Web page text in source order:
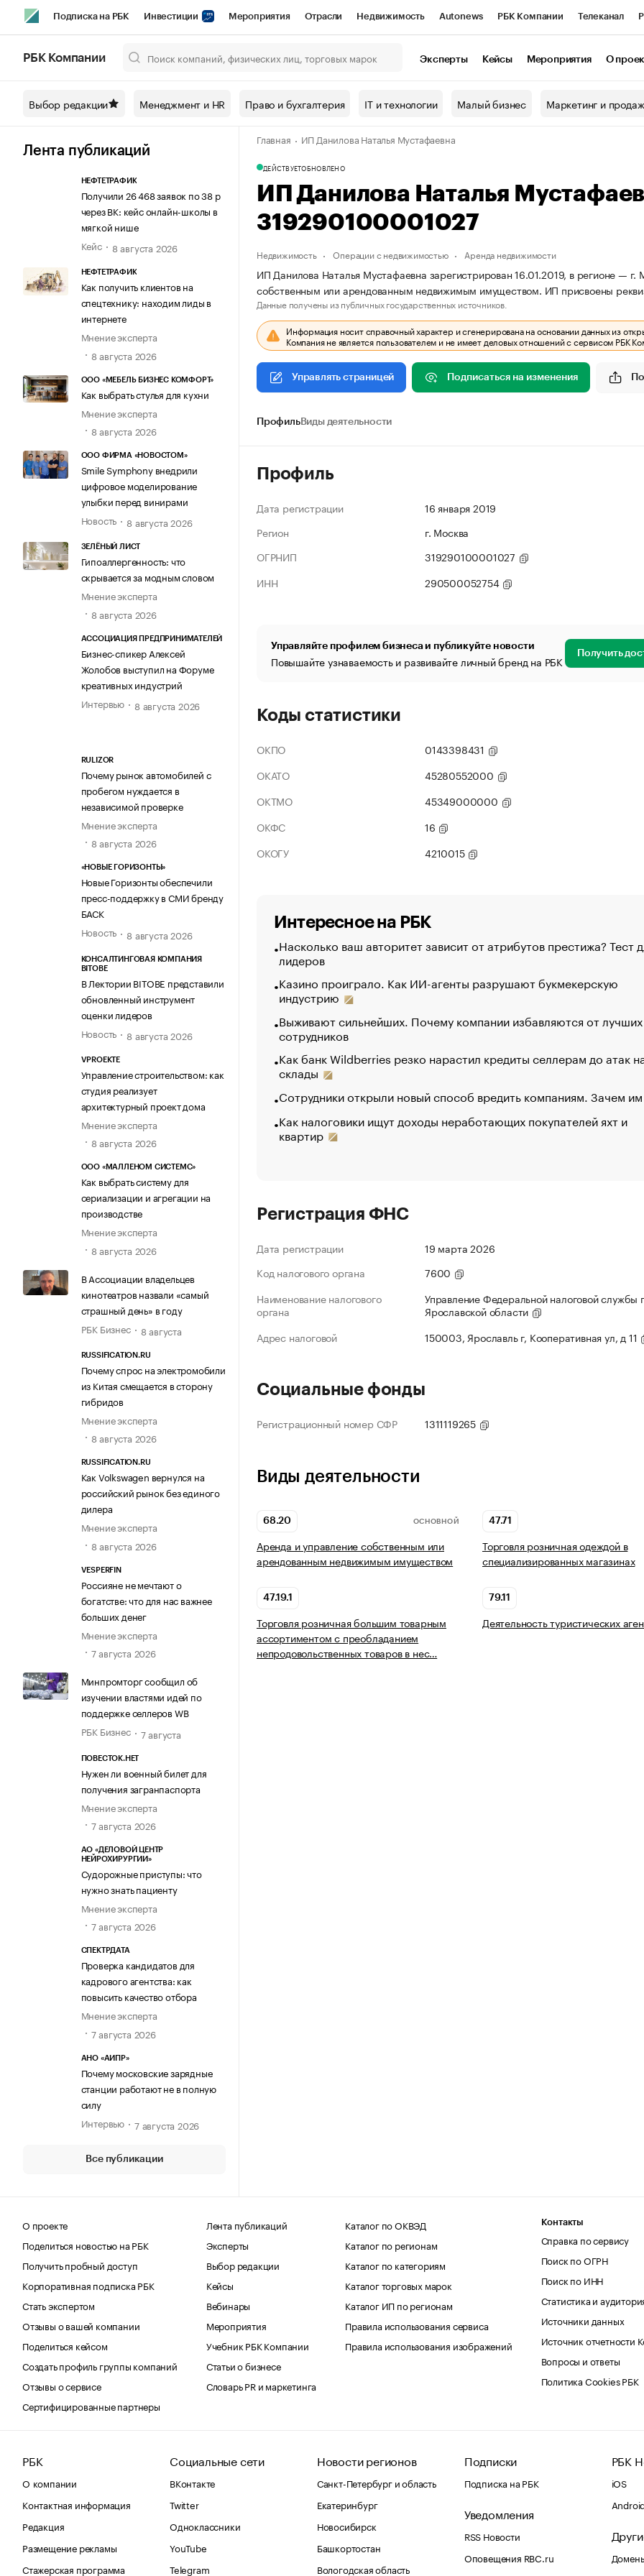
Подписка на РБК Инвестиции Мероприятия Отрасли Недвижимость Autonews РБК Компании Телеканал
Спецпроекты СПб Конференции СПб Спецпроекты Проверка контрагентов
Технологии и медиа Рынок наличной валюты
РБК Компании Эксперты Кейсы Мероприятия О
Выбор редакции Менеджмент и HR Право и бухгалтерия IT и технологии Малый бизнес Маркетинг и
Лента публикаций
НЕФТЕТРАФИК
Получили 26 468 заявок по 38 р
через ВК: кейс онлайн-школы в
мягкой нише
Кейс
8 августа 2026
НЕФТЕТРАФИК
Как получить клиентов на
спецтехнику: находим лиды в
интернете
Мнение эксперта
8 августа 2026
ООО «МЕБЕЛЬ БИЗНЕС КОМФОРТ»
Как выбрать стулья для кухни
Мнение эксперта
8 августа 2026
ООО ФИРМА «НОВОСТОМ»
Smile Symphony внедрили
цифровое моделирование
улыбки перед винирами
Новость
8 августа 2026
ЗЕЛЁНЫЙ ЛИСТ
Гипоаллергенность: что
скрывается за модным словом
Мнение эксперта
8 августа 2026
АССОЦИАЦИЯ ПРЕДПРИНИМАТЕЛЕЙ
Бизнес-спикер Алексей
Жолобов выступил на Форуме
креативных индустрий
Интервью
8 августа 2026
RULIZOR
Почему рынок автомобилей с
пробегом нуждается в
независимой проверке
Мнение эксперта
8 августа 2026
«НОВЫЕ ГОРИЗОНТЫ»
Новые Горизонты обеспечили
пресс-поддержку в СМИ бренду
БАСК
Новость
8 августа 2026
КОНСАЛТИНГОВАЯ КОМПАНИЯ
BITOBE
В Лектории BITOBE представили
обновленный инструмент
оценки лидеров
Новость
8 августа 2026
VPROEKTE
Управление строительством: как
студия реализует
архитектурный проект дома
Мнение эксперта
8 августа 2026
ООО «МАЛЛЕНОМ СИСТЕМС»
Как выбрать систему для
сериализации и агрегации на
производстве
Мнение эксперта
8 августа 2026
В Ассоциации владельцев
кинотеатров назвали «самый
страшный день» в году
РБК Бизнес
8 августа
RUSSIFICATION.RU
Почему спрос на электромобили
из Китая смещается в сторону
гибридов
Мнение эксперта
8 августа 2026
RUSSIFICATION.RU
Как Volkswagen вернулся на
российский рынок без единого
дилера
Мнение эксперта
8 августа 2026
VESPERFIN
Россияне не мечтают о
богатстве: что для нас важнее
больших денег
Мнение эксперта
7 августа 2026
Минпромторг сообщил об
изучении властями идей по
поддержке селлеров WB
РБК Бизнес
7 августа
ПОВЕСТОК.НЕТ
Нужен ли военный билет для
получения загранпаспорта
Мнение эксперта
7 августа 2026
АО «ДЕЛОВОЙ ЦЕНТР
НЕЙРОХИРУРГИИ»
Судорожные приступы: что
нужно знать пациенту
Мнение эксперта
7 августа 2026
СПЕКТРДАТА
Проверка кандидатов для
кадрового агентства: как
повысить качество отбора
Мнение эксперта
7 августа 2026
АНО «АИПР»
Почему московские зарядные
станции работают не в полную
силу
Интервью
7 августа 2026
Все публикации
Главная ИП Данилова Наталья Мустафаевна
ДЕЙСТВУЕТОБНОВЛЕНО
ИП Данилова Наталья
319290100001027
Недвижимость Операции с недвижимостью Аренда недвижимости
ИП Данилова Наталья Мустафаевна зарегистрирован 16.01.2019, в регионе —
собственным или арендованным недвижимым имуществом. ИП присвоены
Данные получены из публичных государственных источников.
Информация носит справочный характер и сгенерирована на основании данных из
Компания не является пользователем и не имеет деловых отношений с сервисом РБК
Управлять страницей Подписаться на изменения
ПрофильВиды деятельности
Профиль
Дата регистрации
16 января 2019
Регион
г. Москва
ОГРНИП
319290100001027
ИНН
290500052754
Управляйте профилем бизнеса и публикуйте новости
Повышайте узнаваемость и развивайте личный бренд на РБК Получить
Коды статистики
ОКПО
0143398431
ОКАТО
45280552000
ОКТМО
45349000000
ОКФС
16
ОКОГУ
4210015
Интересное на РБК
Насколько ваш авторитет зависит от атрибутов престижа? Тест
лидеров
Казино проиграло. Как ИИ-агенты разрушают букмекерскую
индустрию
Выживают сильнейших. Почему компании избавляются от лучших
сотрудников
Как банк Wildberries резко нарастил кредиты селлерам до атак
склады
Сотрудники открыли новый способ вредить компаниям. Зачем
Как налоговики ищут доходы неработающих покупателей яхт и
квартир
Регистрация ФНС
Дата регистрации
19 марта 2026
Код налогового органа
7600
Наименование налогового
органа
Управление Федеральной налоговой службы
Ярославской области
Адрес налоговой
150003, Ярославль г, Кооперативная ул, д 11
Социальные фонды
Регистрационный номер СФР 1311119265
Виды деятельности
68.20 ОСНОВНОЙ
Аренда и управление собственным или
арендованным недвижимым имуществом
47.71
Торговля розничная одеждой в
специализированных магазинах
47.19.1
Торговля розничная большим товарным
ассортиментом с преобладанием
непродовольственных товаров в нес…
79.11
Деятельность туристических
О проекте
Поделиться новостью на РБК
Получить пробный доступ
Корпоративная подписка РБК
Стать экспертом
Отзывы о вашей компании
Поделиться кейсом
Создать профиль группы компаний
Отзывы о сервисе
Сертифицированные партнеры
Лента публикаций
Эксперты
Выбор редакции
Кейсы
Вебинары
Мероприятия
Учебник РБК Компании
Статьи о бизнесе
Словарь PR и маркетинга
Каталог по ОКВЭД
Каталог по регионам
Каталог по категориям
Каталог торговых марок
Каталог ИП по регионам
Правила использования сервиса
Правила использования изображений
Контакты
Справка по сервису
Поиск по ОГРН
Поиск по ИНН
Статистика и
Источники данных
Источник отчетности
Вопросы и ответы
Политика Cookies РБК
РБК
О компании
Контактная информация
Редакция
Размещение рекламы
Стажерская программа
Социальные сети
ВКонтакте
Twitter
Одноклассники
YouTube
Telegram
Новости регионов
Санкт-Петербург и область
Екатеринбург
Новосибирск
Башкортостан
Вологодская область
Подписки
Подписка на РБК
Уведомления
RSS Новости
Оповещения RBC.ru
РБК
iOS